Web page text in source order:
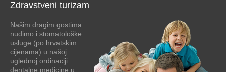
Zdravstveni turizam
Našim dragim gostima
nudimo i stomatološke
usluge (po hrvatskim
cijenama) u našoj
uglednoj ordinaciji
dentalne medicine u